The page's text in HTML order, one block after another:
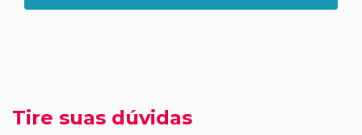
Tire suas dúvidas